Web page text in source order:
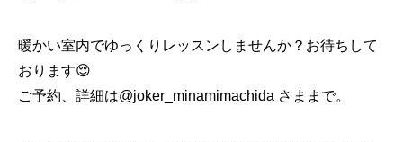
暖かい室内でゆっくりレッスンしませんか？お待ちして
おります😌
ご予約、詳細は@joker_minamimachida さままで。